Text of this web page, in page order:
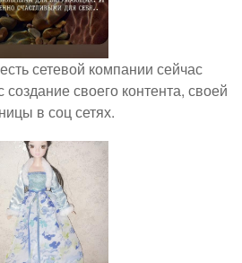
сетевой компании сейчас
своего контента, своей
в соц сетях.